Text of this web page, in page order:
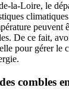
la-Loire, le
peuvent
De ce fait,
pour gérer le
combles